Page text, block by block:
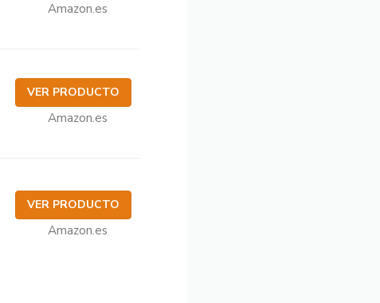
Amazon.es
VER PRODUCTO
Amazon.es
VER PRODUCTO
Amazon.es